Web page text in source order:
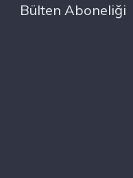
Bülten Aboneliği